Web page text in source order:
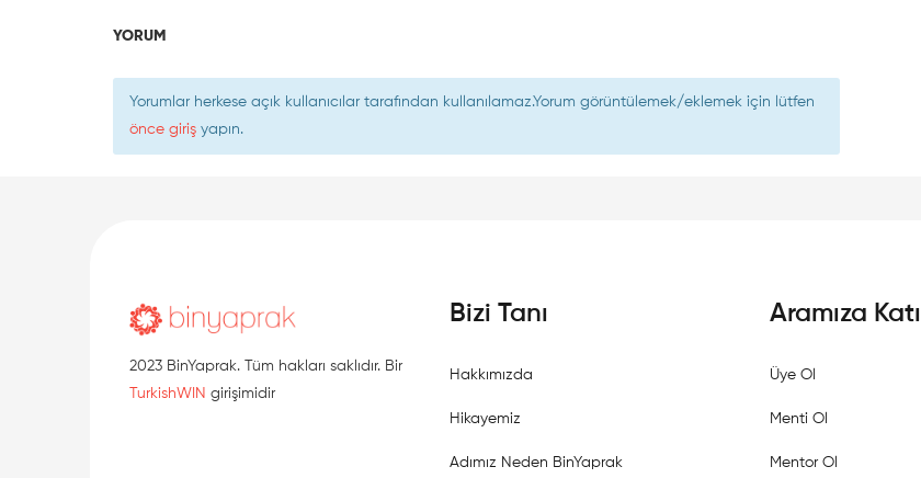
YORUM
Yorumlar herkese açık kullanıcılar tarafından kullanılamaz.Yorum görüntülemek/eklemek için lütfen
önce giriş yapın.
2023 BinYaprak. Tüm hakları saklıdır. Bir
TurkishWIN girişimidir
Bizi Tanı
Hakkımızda
Hikayemiz
Adımız Neden BinYaprak
Aramıza Katıl
Üye Ol
Menti Ol
Mentor Ol